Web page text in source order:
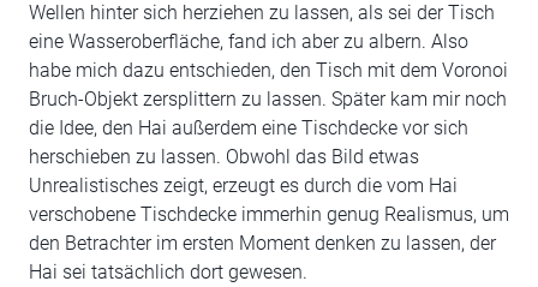
Wellen hinter sich herziehen zu lassen, als sei der Tisch
eine Wasseroberfläche, fand ich aber zu albern. Also
habe mich dazu entschieden, den Tisch mit dem Voronoi
Bruch-Objekt zersplittern zu lassen. Später kam mir noch
die Idee, den Hai außerdem eine Tischdecke vor sich
herschieben zu lassen. Obwohl das Bild etwas
Unrealistisches zeigt, erzeugt es durch die vom Hai
verschobene Tischdecke immerhin genug Realismus, um
den Betrachter im ersten Moment denken zu lassen, der
Hai sei tatsächlich dort gewesen.